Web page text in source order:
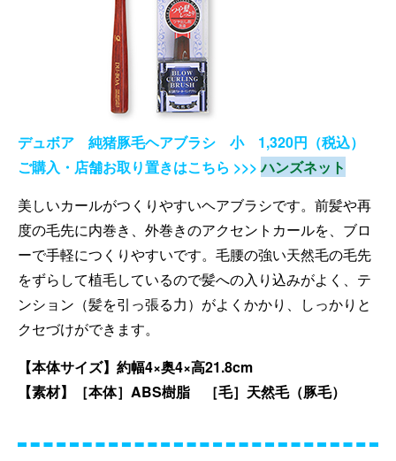
デュボア 純猪豚毛ヘアブラシ 小 1,320円（税込）
ご購入・店舗お取り置きはこちら >>>ハンズネット
美しいカールがつくりやすいヘアブラシです。前髪や再
度の毛先に内巻き、外巻きのアクセントカールを、ブロ
ーで手軽につくりやすいです。毛腰の強い天然毛の毛先
をずらして植毛しているので髪への入り込みがよく、テ
ンション（髪を引っ張る力）がよくかかり、しっかりと
クセづけができます。
【本体サイズ】約幅4×奥4×高21.8cm
【素材】［本体］ABS樹脂 ［毛］天然毛（豚毛）